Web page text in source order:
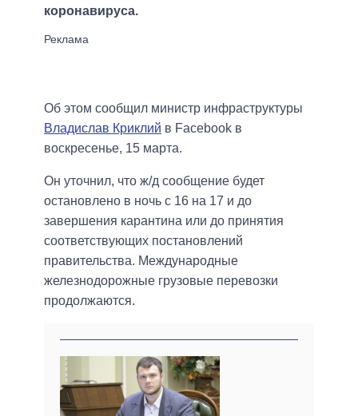
коронавируса.
Об этом сообщил министр инфраструктуры
Владислав Криклий в Facebook в
воскресенье, 15 марта.
Он уточнил, что ж/д сообщение будет
остановлено в ночь с 16 на 17 и до
завершения карантина или до принятия
соответствующих постановлений
правительства. Международные
железнодорожные грузовые перевозки
продолжаются.